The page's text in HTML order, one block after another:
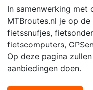
In samenwerking met
MTBroutes.nl je op
fietssnufjes,
fietscomputers,
Op deze pagina
aanbiedingen doen.